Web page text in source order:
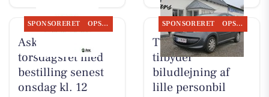
SPONSORERET OPSLAGSTAVLEN
Ask tilbyder
torsdagsret med
bestilling senest
onsdag kl. 12
SPONSORERET OPSLAGSTAVLEN
TT CARS ApS
tilbyder
biludlejning af
lille personbil